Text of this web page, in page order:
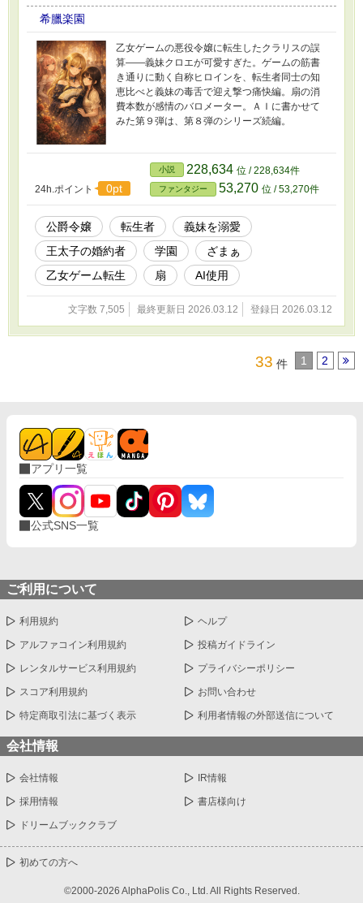
希臘楽園
乙女ゲームの悪役令嬢に転生したクラリスの誤
算——義妹クロエが可愛すぎた。ゲームの筋書
き通りに動く自称ヒロインを、転生者同士の知
恵比べと義妹の毒舌で迎え撃つ痛快編。扇の消
費本数が感情のバロメーター。ＡＩに書かせて
みた第９弾は、第８弾のシリーズ続編。
24h.ポイント 0pt
小説 228,634 位 / 228,634件
ファンタジー 53,270 位 / 53,270件
公爵令嬢 転生者
義妹を溺愛
王太子の婚約者
学園
ざまぁ
乙女ゲーム転生
扇 AI使用
文字数 7,505 最終更新日 2026.03.12 登録日 2026.03.12
33 件 1 2
アプリ一覧
公式SNS一覧
ご利用について
利用規約 ヘルプ
アルファコイン利用規約 投稿ガイドライン
レンタルサービス利用規約 プライバシーポリシー
スコア利用規約 お問い合わせ
特定商取引法に基づく表示 利用者情報の外部送信について
会社情報
会社情報 IR情報
採用情報 書店様向け
ドリームブッククラブ
初めての方へ
©2000-2026 AlphaPolis Co., Ltd. All Rights Reserved.